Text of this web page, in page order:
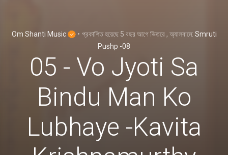
Om Shanti Music • প্রকাশিত হয়েছে 5 বছর আগেভিতরে , অ্যালবামে: Smruti
Pushp -08
05 - Vo Jyoti Sa
Bindu Man Ko
Lubhaye -Kavita